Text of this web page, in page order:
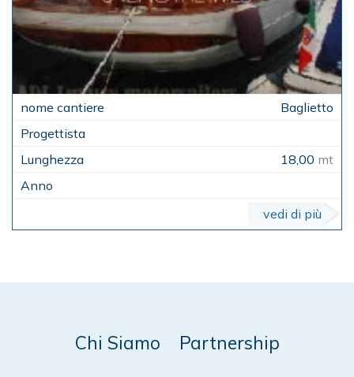
Baglietto
18,00 mt
vedi di più
Chi Siamo
Partnership